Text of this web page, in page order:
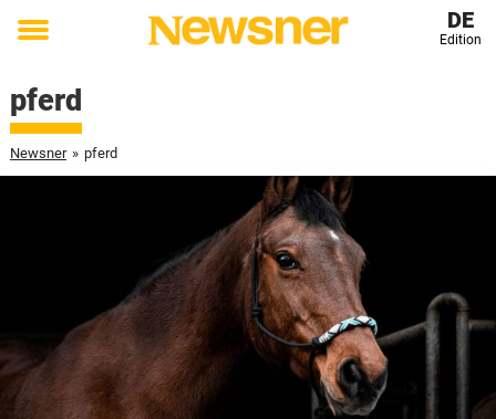
Toggle
DE
Edition
pferd
Newsner » pferd